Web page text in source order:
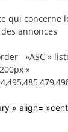
qui
annonces
»ASC »
»
» align=